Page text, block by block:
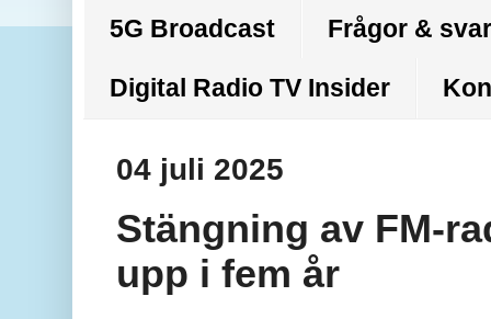
5G Broadcast Frågor &
Digital Radio TV Insider
04 juli 2025
Stängning av FM-
upp i fem år